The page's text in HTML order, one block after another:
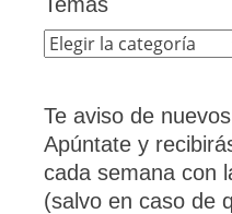
Temas
Te aviso de
Apúntate y
cada semana con
(salvo en caso de